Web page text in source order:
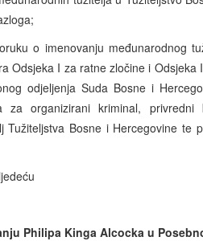
o imenovanju međunarodnog
Odsjeka I za ratne zločine i
odjeljenja Suda Bosne i
za organizirani kriminal,
Tužiteljstva Bosne i Hercegovine te
Philipa Kinga Alcocka u